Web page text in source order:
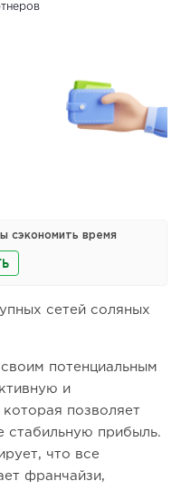
сэкономить время
сетей соляных
своим потенциальным
и
позволяет
стабильную прибыль.
что все
франчайзи,